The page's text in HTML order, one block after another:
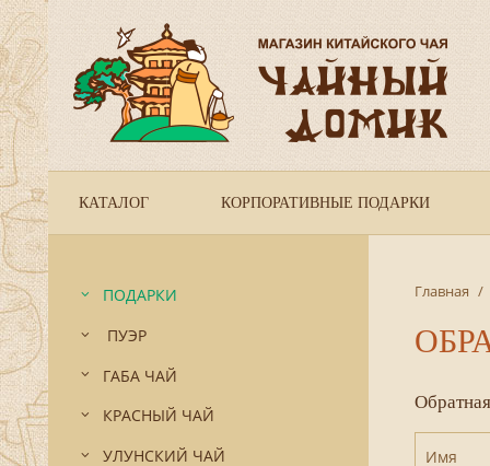
КАТАЛОГ КОРПОРАТИВНЫЕ ПОДАРКИ
ПОДАРКИ
ПУЭР
ГАБА ЧАЙ
КРАСНЫЙ ЧАЙ
УЛУНСКИЙ ЧАЙ
Главная /
Имя